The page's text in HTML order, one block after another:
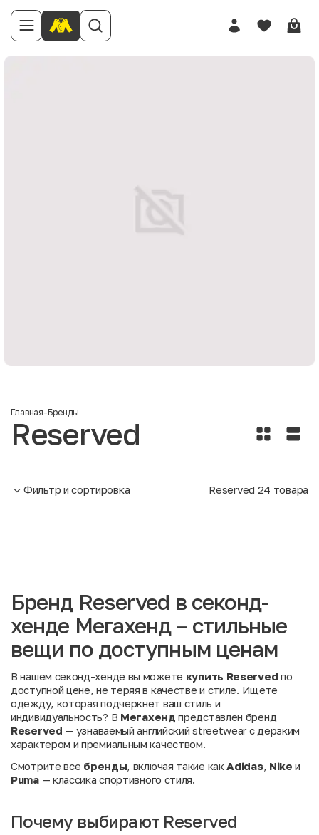
Главная-Бренды
Reserved
Фильтр и сортировка Reserved 24 товара
Бренд Reserved в секонд-
хенде Мегахенд – стильные
вещи по доступным ценам
В нашем секонд-хенде вы можете купить Reserved по
доступной цене, не теряя в качестве и стиле. Ищете
одежду, которая подчеркнет ваш стиль и
индивидуальность? В Мегахенд представлен бренд
Reserved — узнаваемый английский streetwear с дерзким
характером и премиальным качеством.
Смотрите все бренды, включая такие какAdidas, Nike и
Puma— классика спортивного стиля.
Почему выбирают Reserved